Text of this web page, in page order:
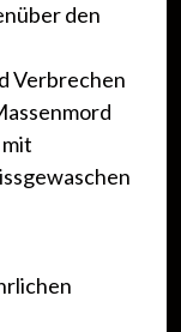
den
Verbrechen